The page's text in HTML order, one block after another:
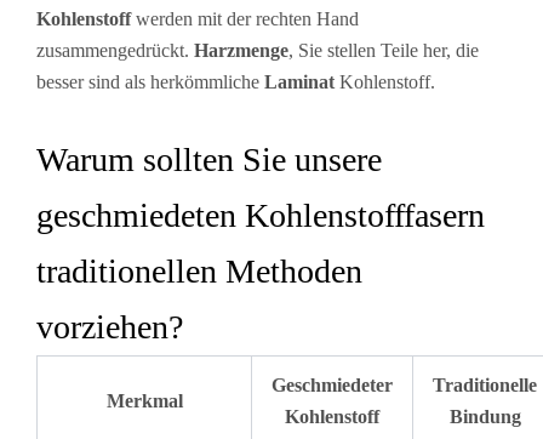
Kohlenstoffwerden mit der rechten Hand
zusammengedrückt. Harzmenge, Sie stellen Teile her, die
besser sind als herkömmliche Laminat Kohlenstoff.
Warum sollten Sie unsere
geschmiedeten Kohlenstofffasern
traditionellen Methoden
vorziehen?
Merkmal
Geschmiedeter
Kohlenstoff
Traditionelle
Bindung